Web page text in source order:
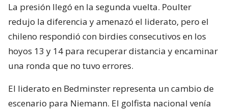
La presión llegó en la segunda vuelta. Poulter
redujo la diferencia y amenazó el liderato, pero el
chileno respondió con birdies consecutivos en los
hoyos 13 y 14 para recuperar distancia y encaminar
una ronda que no tuvo errores.
El liderato en Bedminster representa un cambio de
escenario para Niemann. El golfista nacional venía